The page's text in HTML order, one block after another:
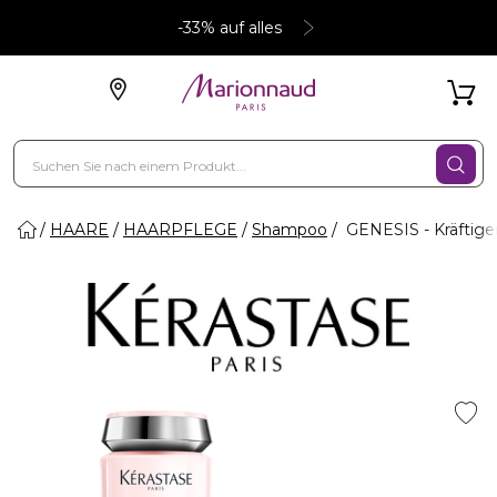
-33% auf alles
HAARE HAARPFLEGE Shampoo GENESIS -